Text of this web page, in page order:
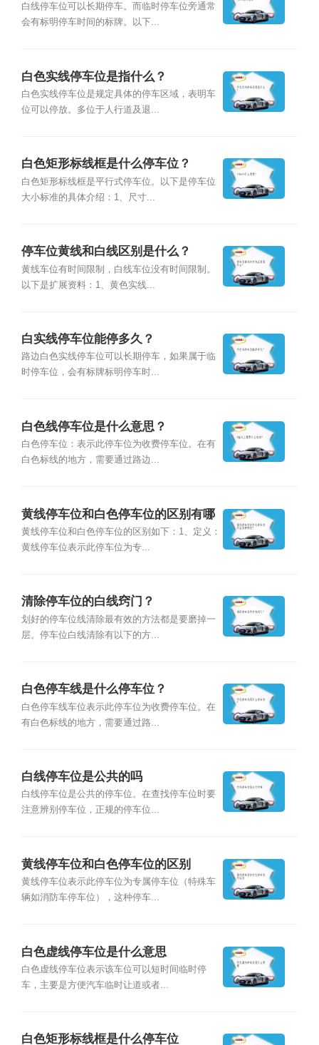
白线停车位可以长期停车。而临时停车位旁通常
会有标明停车时间的标牌。以下...
白色实线停车位是指什么？
白色实线停车位是规定具体的停车区域，表明车
位可以停放。多位于人行道及退...
白色矩形标线框是什么停车位？
白色矩形标线框是平行式停车位。以下是停车位
大小标准的具体介绍：1、尺寸...
停车位黄线和白线区别是什么？
黄线车位有时间限制，白线车位没有时间限制。
以下是扩展资料：1、黄色实线...
白实线停车位能停多久？
路边白色实线停车位可以长期停车，如果属于临
时停车位，会有标牌标明停车时...
白色线停车位是什么意思？
白色停车位：表示此停车位为收费停车位。在有
白色标线的地方，需要通过路边...
黄线停车位和白色停车位的区别有哪
些？
黄线停车位和白色停车位的区别如下：1、定义：
黄线停车位表示此停车位为专...
清除停车位的白线窍门？
划好的停车位线清除最有效的方法都是要磨掉一
层。停车位白线清除有以下的方...
白色停车线是什么停车位？
白色停车线车位表示此停车位为收费停车位。在
有白色标线的地方，需要通过路...
白线停车位是公共的吗
白线停车位是公共的停车位。在查找停车位时要
注意辨别停车位，正规的停车位...
黄线停车位和白色停车位的区别
黄线停车位表示此停车位为专属停车位（特殊车
辆如消防车停车位），这种停车...
白色虚线停车位是什么意思
白色虚线停车位表示该车位可以短时间临时停
车，主要是方便汽车临时让道或者...
白色矩形标线框是什么停车位